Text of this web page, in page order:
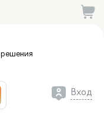
решения
Вход